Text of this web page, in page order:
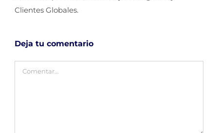
Clientes Globales.
Deja tu comentario
Comentar